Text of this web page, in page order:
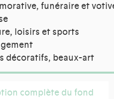
funéraire et
loisirs et sports
décoratifs, beaux-art
complète du fond